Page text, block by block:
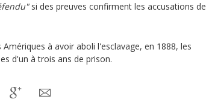
si des preuves confirment les accusations de
à avoir aboli l'esclavage, en 1888, les
d'un à trois ans de prison.